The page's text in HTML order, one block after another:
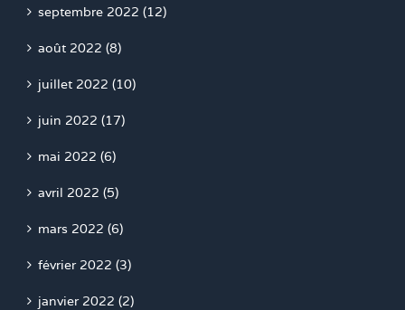
septembre 2022 (12)
août 2022 (8)
juillet 2022 (10)
juin 2022 (17)
mai 2022 (6)
avril 2022 (5)
mars 2022 (6)
février 2022 (3)
janvier 2022 (2)